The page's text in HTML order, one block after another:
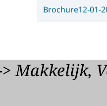
Brochure12-01-
Makkelijk,